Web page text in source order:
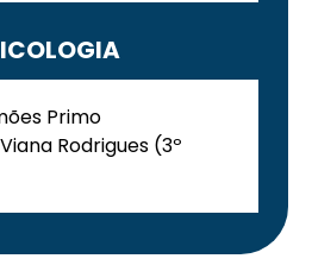
Primo
Rodrigues (3º